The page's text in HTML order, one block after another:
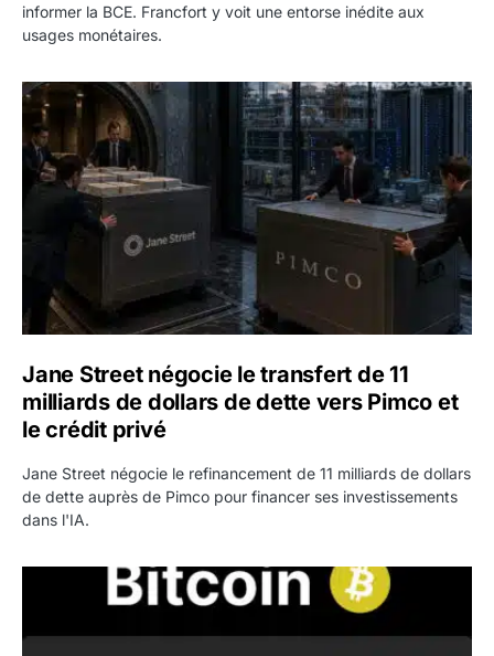
informer la BCE. Francfort y voit une entorse inédite aux
usages monétaires.
Jane Street négocie le transfert de 11 milliards de
Jane Street négocie le transfert de 11
milliards de dollars de dette vers Pimco et
le crédit privé
Jane Street négocie le refinancement de 11 milliards de dollars
de dette auprès de Pimco pour financer ses investissements
dans l'IA.
Bitcoin stagne à 64 000 dollars pendant que les